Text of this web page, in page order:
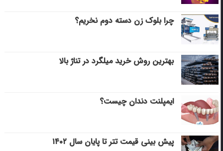
چرا بلوک زن دسته دوم نخریم؟
بهترین روش خرید میلگرد در تناژ بالا
ایمپلنت دندان چیست؟
پیش بینی قیمت تتر تا پایان سال ۱۴۰۲